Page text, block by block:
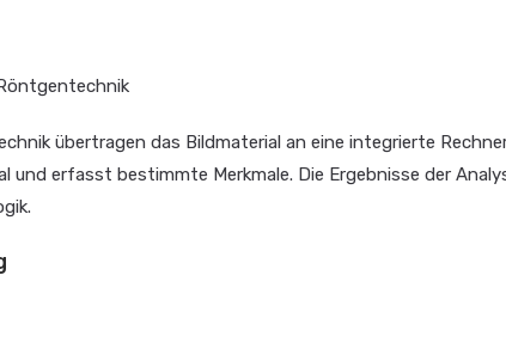
übertragen das Bildmaterial an eine integrierte
und erfasst bestimmte Merkmale. Die Ergebnisse der